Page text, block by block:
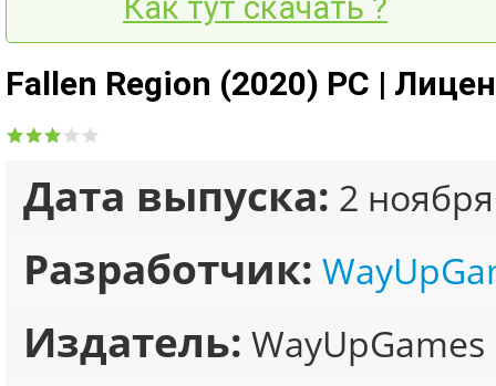
Как тут скачать ?
Fallen Region (2020) PC |
Дата выпуска: 2
Разработчик:
Издатель: WayUpGames